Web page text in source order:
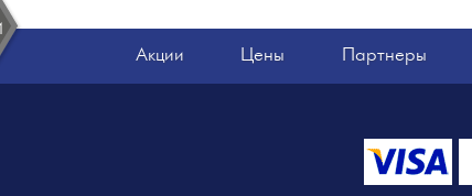
Акции Цены Партнеры